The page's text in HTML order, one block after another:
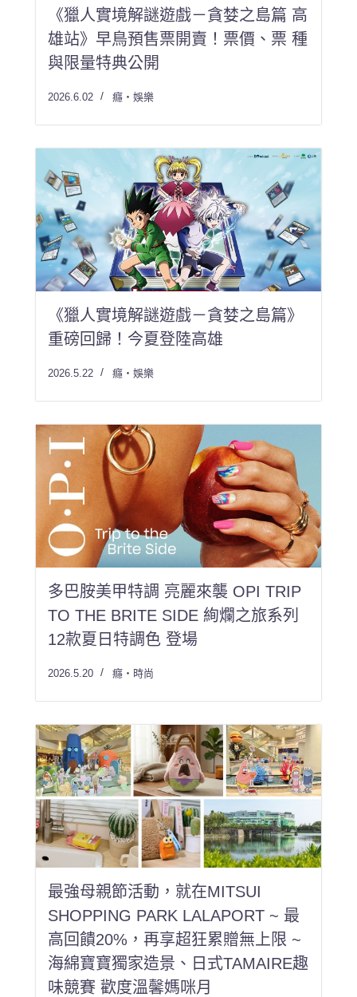
《獵人實境解謎遊戲－貪婪之島篇 高
雄站》早鳥預售票開賣！票價、票 種
與限量特典公開
2026.6.02 癮・娛樂
《獵人實境解謎遊戲－貪婪之島篇》
重磅回歸！今夏登陸高雄
2026.5.22 癮・娛樂
多巴胺美甲特調 亮麗來襲 OPI TRIP
TO THE BRITE SIDE 絢爛之旅系列
12款夏日特調色 登場
2026.5.20 癮・時尚
最強母親節活動，就在MITSUI
SHOPPING PARK LALAPORT ~ 最
高回饋20%，再享超狂累贈無上限 ~
海綿寶寶獨家造景、日式TAMAIRE趣
味競賽 歡度溫馨媽咪月